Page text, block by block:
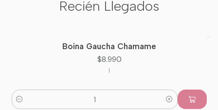
Recién Llegados
Boina Gaucha Chamame
$8.990
|
Cantidad